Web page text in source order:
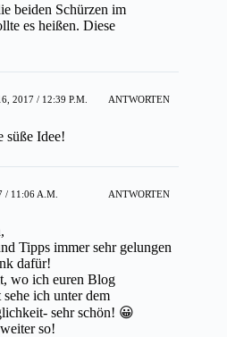
beiden Schürzen im
es heißen. Diese
2017 / 12:39 P.M. ANTWORTEN
süße Idee!
/ 11:06 A.M. ANTWORTEN
Tipps immer sehr gelungen
dafür!
wo ich euren Blog
ich unter dem
sehr schön! 😀
so!